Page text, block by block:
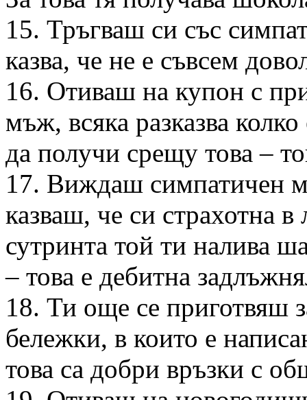
15. Тръгваш си със
казва, че не е съвсем
16. Отиваш на купон с
мъж, всяка разказва
да получи срещу това –
17. Виждаш симпатичен
казваш, че си страхотна
сутринта той ти налива
– това е дебитна
18. Ти още се приготвяш
бележки, в които е
това са добри връзки с